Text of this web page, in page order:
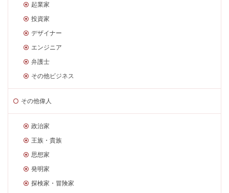
起業家
投資家
デザイナー
エンジニア
弁護士
その他ビジネス
その他偉人
政治家
王族・貴族
思想家
発明家
探検家・冒険家